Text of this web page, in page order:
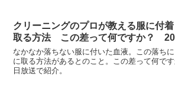
クリーニングのプロが教える服に付
取る方法 この差って何ですか？
なかなか落ちない服に付いた血液。この落ち
に取る方法があるとのこと。この差って何で
日放送で紹介。